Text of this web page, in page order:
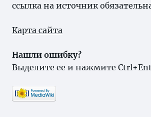
ссылка на источник
Карта сайта
Нашли ошибку?
Выделите ее и нажмите